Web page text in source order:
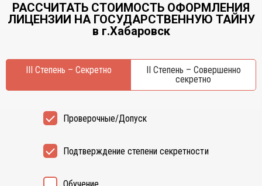
РАССЧИТАТЬ СТОИМОСТЬ ОФОРМЛЕНИЯ
ЛИЦЕНЗИИ НА ГОСУДАРСТВЕННУЮ ТАЙНУ
в г.Хабаровск
III Степень – Секретно
II Степень – Совершенно
секретно
Проверочные/Допуск
Подтверждение степени секретности